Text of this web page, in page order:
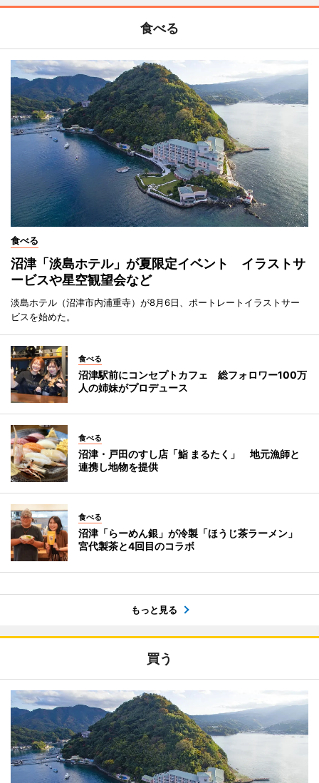
食べる
食べる
沼津「淡島ホテル」が夏限定イベント イラストサ
ービスや星空観望会など
淡島ホテル（沼津市内浦重寺）が8月6日、ポートレートイラストサー
ビスを始めた。
食べる
沼津駅前にコンセプトカフェ 総フォロワー100万
人の姉妹がプロデュース
食べる
沼津・戸田のすし店「鮨 まるたく」 地元漁師と
連携し地物を提供
食べる
沼津「らーめん銀」が冷製「ほうじ茶ラーメン」
宮代製茶と4回目のコラボ
もっと見る
買う